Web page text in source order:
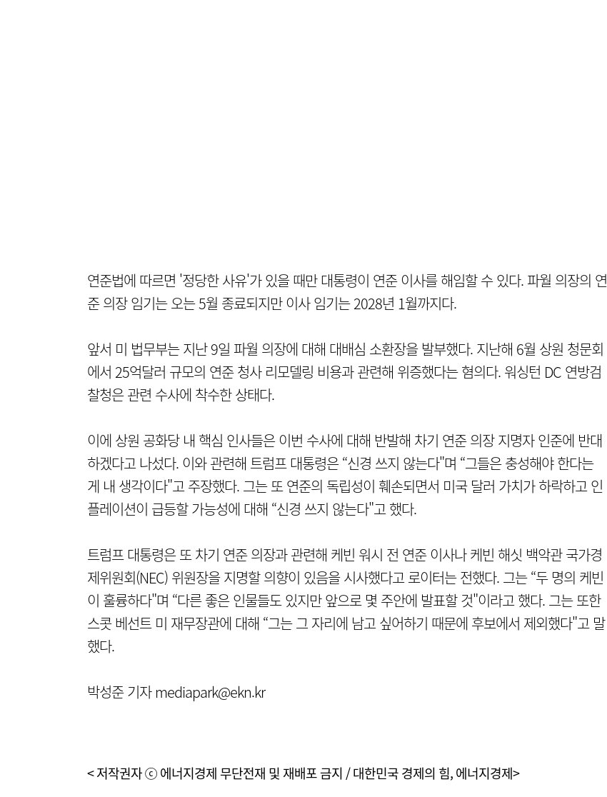
연준법에 따르면 '정당한 사유'가 있을 때만 대통령이 연준 이사를 해임할 수 있다. 파월 의장의 연
준 의장 임기는 오는 5월 종료되지만 이사 임기는 2028년 1월까지다.
앞서 미 법무부는 지난 9일 파월 의장에 대해 대배심 소환장을 발부했다. 지난해 6월 상원 청문회
에서 25억달러 규모의 연준 청사 리모델링 비용과 관련해 위증했다는 혐의다. 워싱턴 DC 연방검
찰청은 관련 수사에 착수한 상태다.
이에 상원 공화당 내 핵심 인사들은 이번 수사에 대해 반발해 차기 연준 의장 지명자 인준에 반대
하겠다고 나섰다. 이와 관련해 트럼프 대통령은 “신경 쓰지 않는다"며 “그들은 충성해야 한다는
게 내 생각이다"고 주장했다. 그는 또 연준의 독립성이 훼손되면서 미국 달러 가치가 하락하고 인
플레이션이 급등할 가능성에 대해 “신경 쓰지 않는다"고 했다.
트럼프 대통령은 또 차기 연준 의장과 관련해 케빈 워시 전 연준 이사나 케빈 해싯 백악관 국가경
제위원회(NEC) 위원장을 지명할 의향이 있음을 시사했다고 로이터는 전했다. 그는 “두 명의 케빈
이 훌륭하다"며 “다른 좋은 인물들도 있지만 앞으로 몇 주안에 발표할 것"이라고 했다. 그는 또한
스콧 베선트 미 재무장관에 대해 “그는 그 자리에 남고 싶어하기 때문에 후보에서 제외했다"고 말
했다.
박성준 기자 mediapark@ekn.kr
< 저작권자 ⓒ 에너지경제 무단전재 및 재배포 금지 / 대한민국 경제의 힘, 에너지경제>